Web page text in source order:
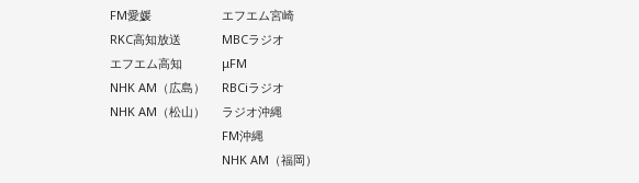
FM愛媛
RKC高知放送
エフエム高知
NHK AM（広島）
NHK AM（松山）
エフエム宮崎
MBCラジオ
μFM
RBCiラジオ
ラジオ沖縄
FM沖縄
NHK AM（福岡）